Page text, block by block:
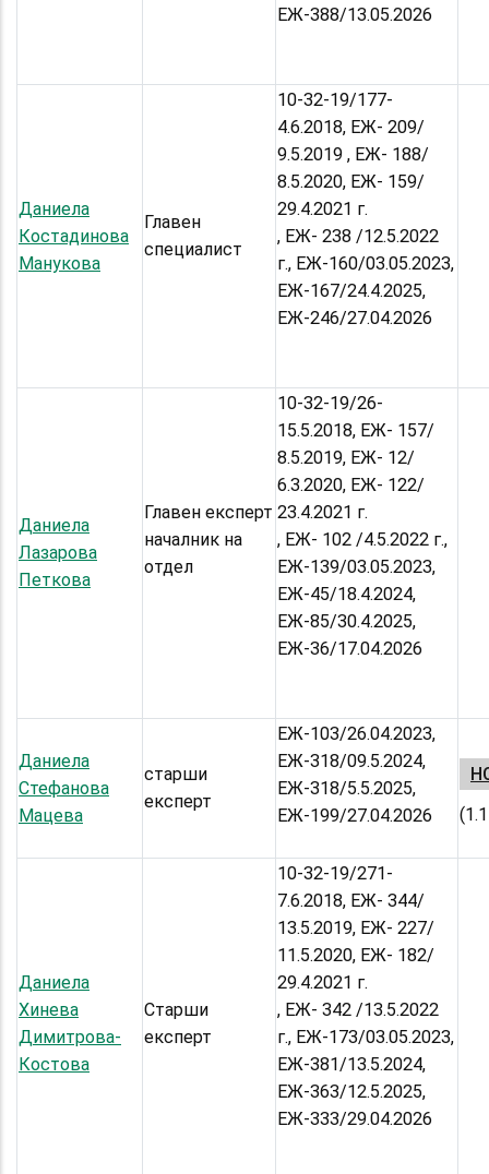
ЕЖ-388/13.05.2026
Даниела
Костадинова
Манукова
Главен
специалист
10-32-19/177-
4.6.2018, ЕЖ- 209/
9.5.2019 , ЕЖ- 188/
8.5.2020, ЕЖ- 159/
29.4.2021 г.
, ЕЖ- 238 /12.5.2022
г., ЕЖ-160/03.05.2023,
ЕЖ-167/24.4.2025,
ЕЖ-246/27.04.2026
Даниела
Лазарова
Петкова
Главен експерт
началник на
отдел
10-32-19/26-
15.5.2018, ЕЖ- 157/
8.5.2019, ЕЖ- 12/
6.3.2020, ЕЖ- 122/
23.4.2021 г.
, ЕЖ- 102 /4.5.2022 г.,
ЕЖ-139/03.05.2023,
ЕЖ-45/18.4.2024,
ЕЖ-85/30.4.2025,
ЕЖ-36/17.04.2026
Даниела
Стефанова
Мацева
старши
експерт
ЕЖ-103/26.04.2023,
ЕЖ-318/09.5.2024,
ЕЖ-318/5.5.2025,
ЕЖ-199/27.04.2026
Даниела
Хинева
Димитрова-
Костова
Старши
експерт
10-32-19/271-
7.6.2018, ЕЖ- 344/
13.5.2019, ЕЖ- 227/
11.5.2020, ЕЖ- 182/
29.4.2021 г.
, ЕЖ- 342 /13.5.2022
г., ЕЖ-173/03.05.2023,
ЕЖ-381/13.5.2024,
ЕЖ-363/12.5.2025,
ЕЖ-333/29.04.2026